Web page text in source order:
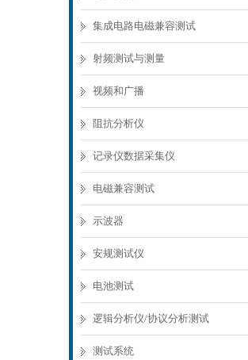
集成电路电磁兼容测试
射频测试与测量
视频和广播
阻抗分析仪
记录仪数据采集仪
电磁兼容测试
示波器
安规测试仪
电池测试
逻辑分析仪/协议分析测试
测试系统